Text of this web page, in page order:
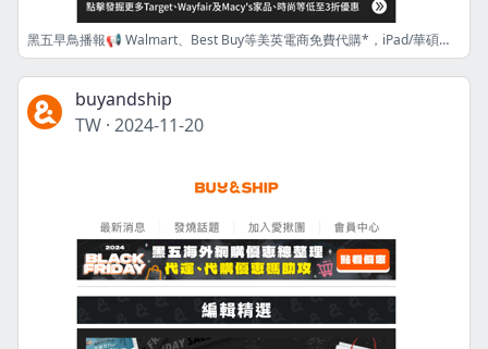
黑五早鳥播報📢 Walmart、Best Buy等美英電商免費代購*，iPad/華碩及專櫃美妝必看😍 Tommy, AloYoga及adidas3️⃣折起❗️
buyandship
TW · 2024-11-20